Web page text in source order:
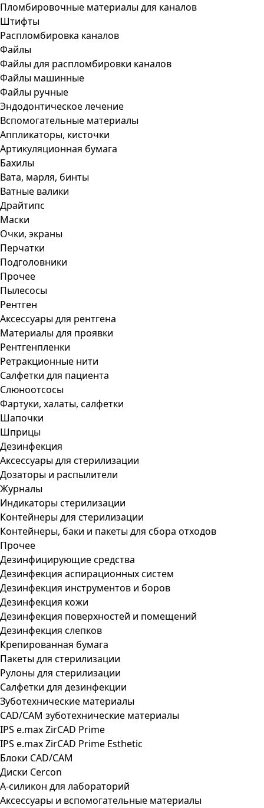
Пломбировочные материалы для каналов
Штифты
Распломбировка каналов
Файлы
Файлы для распломбировки каналов
Файлы машинные
Файлы ручные
Эндодонтическое лечение
Вспомогательные материалы
Аппликаторы, кисточки
Артикуляционная бумага
Бахилы
Вата, марля, бинты
Ватные валики
Драйтипс
Маски
Очки, экраны
Перчатки
Подголовники
Прочее
Пылесосы
Рентген
Аксессуары для рентгена
Материалы для проявки
Рентгенпленки
Ретракционные нити
Салфетки для пациента
Слюноотсосы
Фартуки, халаты, салфетки
Шапочки
Шприцы
Дезинфекция
Аксессуары для стерилизации
Дозаторы и распылители
Журналы
Индикаторы стерилизации
Контейнеры для стерилизации
Контейнеры, баки и пакеты для сбора отходов
Прочее
Дезинфицирующие средства
Дезинфекция аспирационных систем
Дезинфекция инструментов и боров
Дезинфекция кожи
Дезинфекция поверхностей и помещений
Дезинфекция слепков
Крепированная бумага
Пакеты для стерилизации
Рулоны для стерилизации
Салфетки для дезинфекции
Зуботехнические материалы
CAD/CAM зуботехнические материалы
IPS e.max ZirCAD Prime
IPS e.max ZirCAD Prime Esthetic
Блоки CAD/CAM
Диски Cercon
А-силикон для лабораторий
Аксессуары и вспомогательные материалы